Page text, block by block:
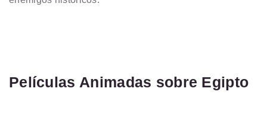
Películas Animadas sobre Egipto